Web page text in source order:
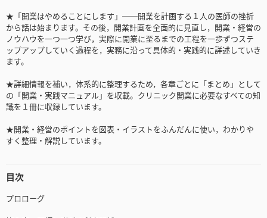
★「開業はやめることにします」──開業を計画する１人の医師の挫折
から話は始まります。その後，開業計画を全面的に見直し，開業・経営の
ノウハウを一つ一つ学び，実際に開業に至るまでの工程を一歩ずつステ
ップアップしていく過程を，実務に沿って具体的・実践的に詳述していき
ます。
★詳細情報を補い，体系的に整理するため，各章ごとに「まとめ」として
の「開業・実践マニュアル」を収載。クリニック開業に必要なすべての知
識を１冊に収録しています。
★開業・経営のポイントを図表・イラストをふんだんに使い，わかりや
すく整理・解説しています。
目次
プロローグ